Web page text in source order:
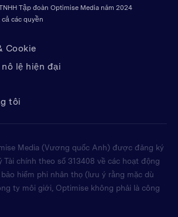
Tập đoàn Optimise Media năm 2024
các quyền
Cookie
lệ hiện đại
tôi
Media (Vương quốc Anh) được đăng ký
chính theo số 313408 về các hoạt động
hiểm phi nhân thọ (lưu ý rằng mặc dù
ty môi giới, Optimise không phải là công